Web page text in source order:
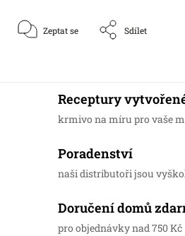
Zeptat se Sdílet
Receptury
krmivo na míru pro vaše
Poradenství
naši distributoři jsou
Doručení domů
pro objednávky nad 750 Kč